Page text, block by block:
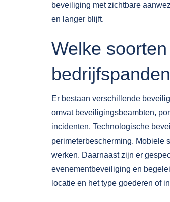
beveiliging met zichtbare
en langer blijft.
Welke
Er bestaan verschillende
omvat beveiligingsbeambten,
incidenten. Technologische
perimeterbescherming. Mobiele
werken. Daarnaast zijn er
evenementbeveiliging en
locatie en het type goederen of